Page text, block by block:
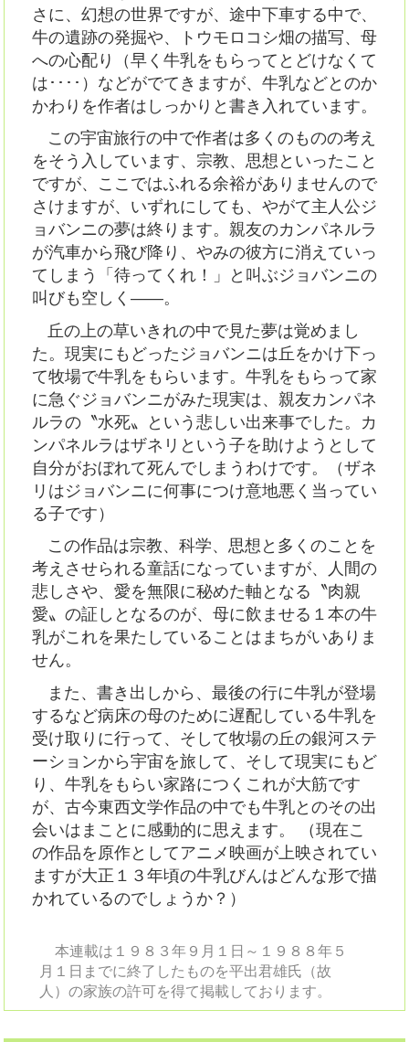
さに、幻想の世界ですが、途中下車する中で、
牛の遺跡の発掘や、トウモロコシ畑の描写、母
への心配り（早く牛乳をもらってとどけなくて
は････）などがでてきますが、牛乳などとのか
かわりを作者はしっかりと書き入れています。
この宇宙旅行の中で作者は多くのものの考え
をそう入しています、宗教、思想といったこと
ですが、ここではふれる余裕がありませんので
さけますが、いずれにしても、やがて主人公ジ
ョバンニの夢は終ります。親友のカンパネルラ
が汽車から飛び降り、やみの彼方に消えていっ
てしまう「待ってくれ！」と叫ぶジョバンニの
叫びも空しく――。
丘の上の草いきれの中で見た夢は覚めまし
た。現実にもどったジョバンニは丘をかけ下っ
て牧場で牛乳をもらいます。牛乳をもらって家
に急ぐジョバンニがみた現実は、親友カンパネ
ルラの〝水死〟という悲しい出来事でした。カ
ンパネルラはザネリという子を助けようとして
自分がおぼれて死んでしまうわけです。（ザネ
リはジョバンニに何事につけ意地悪く当ってい
る子です）
この作品は宗教、科学、思想と多くのことを
考えさせられる童話になっていますが、人間の
悲しさや、愛を無限に秘めた軸となる〝肉親
愛〟の証しとなるのが、母に飲ませる１本の牛
乳がこれを果たしていることはまちがいありま
せん。
また、書き出しから、最後の行に牛乳が登場
するなど病床の母のために遅配している牛乳を
受け取りに行って、そして牧場の丘の銀河ステ
ーションから宇宙を旅して、そして現実にもど
り、牛乳をもらい家路につくこれが大筋です
が、古今東西文学作品の中でも牛乳とのその出
会いはまことに感動的に思えます。 （現在こ
の作品を原作としてアニメ映画が上映されてい
ますが大正１３年頃の牛乳びんはどんな形で描
かれているのでしょうか？）
本連載は１９８３年９月１日～１９８８年５
月１日までに終了したものを平出君雄氏（故
人）の家族の許可を得て掲載しております。